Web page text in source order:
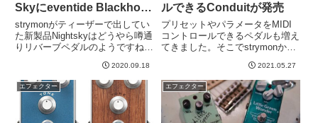
Skyにeventide Blackhole
にと
strymonがティーザーで出してい
た新製品Nightskyはどうやら噂通
りリバーブペダルのようですね。
式発表前にリークしちゃったよう
です。故意かミスかはわかりませ
んが。海外のサイトみるともっと
情報でてるのです...
2020.09.18
ルできるConduitが発売
プリセットやパラメータをMIDI
コントロールできるペダルも増え
てきました。そこでstrymonから
ルできるハブみたいな製品が発売
されたようです。これ、面白いに
はMIDIケーブルで繋ぐんじゃな
くてTRSケーブル...
2021.05.27
エフェクター エフェクター